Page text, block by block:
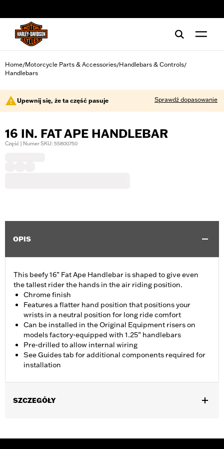
Home/Motorcycle Parts & Accessories/Handlebars & Controls/
Handlebars
Upewnij się, że ta część pasuje Sprawdź dopasowanie
16 IN. FAT APE HANDLEBAR
Część | Numer SKU: 55800750
OPIS
This beefy 16” Fat Ape Handlebar is shaped to give even
the tallest rider the hands in the air riding position.
Chrome finish
Features a flatter hand position that positions your
wrists in a neutral position for long ride comfort
Can be installed in the Original Equipment risers on
models factory-equipped with 1.25” handlebars
Pre-drilled to allow internal wiring
See Guides tab for additional components required for
installation
SZCZEGÓŁY